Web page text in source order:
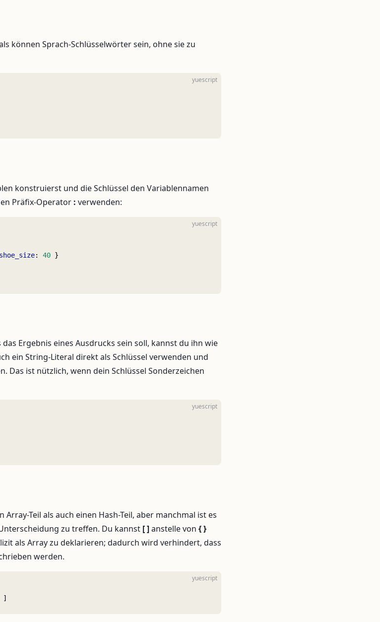
können Sprach-Schlüsselwörter sein, ohne sie zu
yuescript
konstruierst und die Schlüssel den Variablennamen
Präfix-Operator : verwenden:
yuescript
shoe_size: 40 }
das Ergebnis eines Ausdrucks sein soll, kannst du ihn wie
ein String-Literal direkt als Schlüssel verwenden und
Das ist nützlich, wenn dein Schlüssel Sonderzeichen
yuescript
Array-Teil als auch einen Hash-Teil, aber manchmal ist es
zu treffen. Du kannst [ ]anstelle von { }
als Array zu deklarieren; dadurch wird verhindert, dass
werden.
yuescript
]